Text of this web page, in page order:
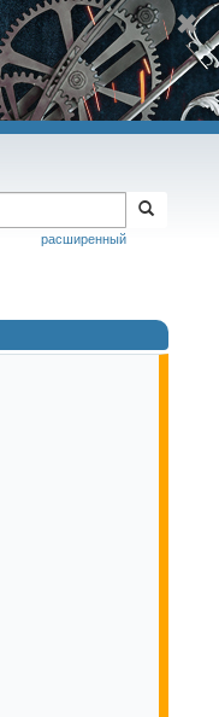
расширенный